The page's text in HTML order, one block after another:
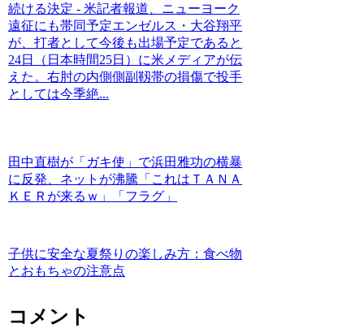
続ける決定 - 米記者報道、ニューヨーク
遠征にも帯同予定エンゼルス・大谷翔平
が、打者として今後も出場予定であると
24日（日本時間25日）に米メディアが伝
えた。右肘の内側側副靱帯の損傷で投手
としては今季絶...
田中直樹が「ガキ使」で浜田雅功の横暴
に反発、ネットが沸騰「これはＴＡＮＡ
ＫＥＲが来るｗ」「フラグ」
子供に安全な夏祭りの楽しみ方：食べ物
とおもちゃの注意点
コメント